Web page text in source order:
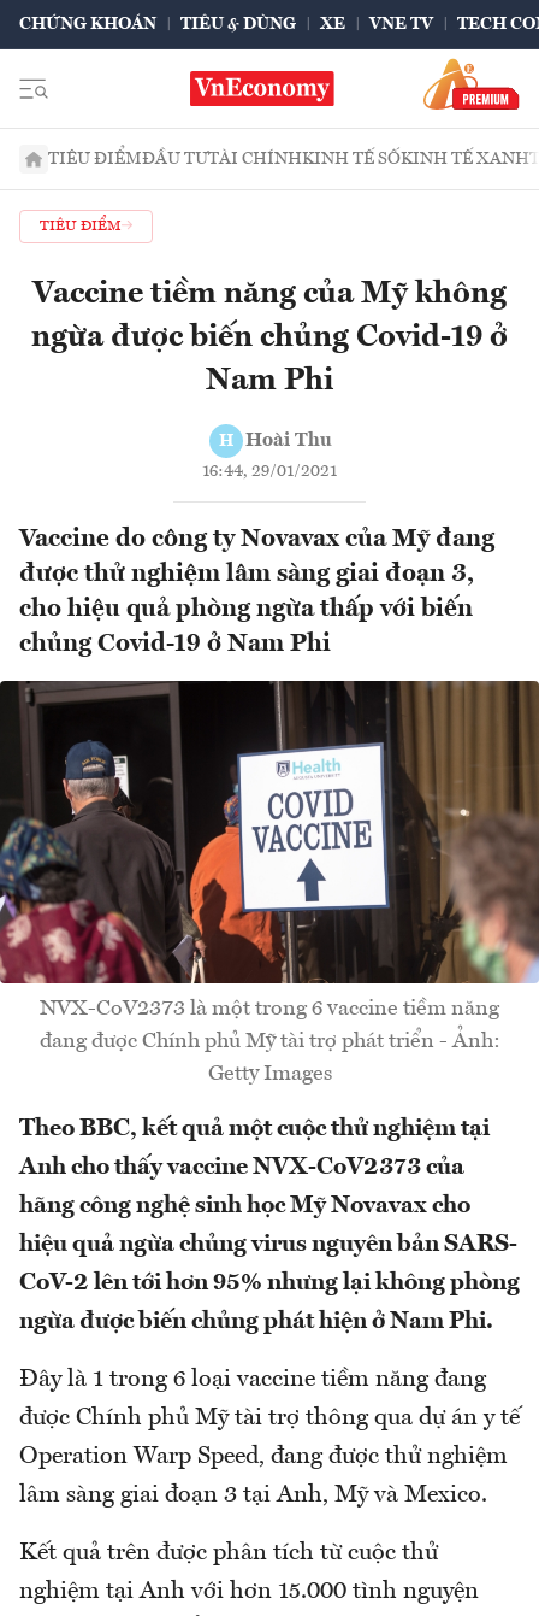
CHỨNG KHOÁN TIÊU & DÙNG XE VNE TV TECH
TIÊU ĐIỂMĐẦU TƯTÀI CHÍNHKINH TẾ SỐKINH TẾ XANH
TIÊU ĐIỂM
Vaccine tiềm năng của Mỹ không
ngừa được biến chủng Covid-19 ở
Nam Phi
H Hoài Thu
16:44, 29/01/2021
Vaccine do công ty Novavax của Mỹ đang
được thử nghiệm lâm sàng giai đoạn 3,
cho hiệu quả phòng ngừa thấp với biến
chủng Covid-19 ở Nam Phi
NVX-CoV2373 là một trong 6 vaccine tiềm năng
đang được Chính phủ Mỹ tài trợ phát triển - Ảnh:
Getty Images
Theo BBC, kết quả một cuộc thử nghiệm tại
Anh cho thấy vaccine NVX-CoV2373 của
hãng công nghệ sinh học Mỹ Novavax cho
hiệu quả ngừa chủng virus nguyên bản SARS-
CoV-2 lên tới hơn 95% nhưng lại không phòng
ngừa được biến chủng phát hiện ở Nam Phi.
Đây là 1 trong 6 loại vaccine tiềm năng đang
được Chính phủ Mỹ tài trợ thông qua dự án y tế
Operation Warp Speed, đang được thử nghiệm
lâm sàng giai đoạn 3 tại Anh, Mỹ và Mexico.
Kết quả trên được phân tích từ cuộc thử
nghiệm tại Anh với hơn 15.000 tình nguyện